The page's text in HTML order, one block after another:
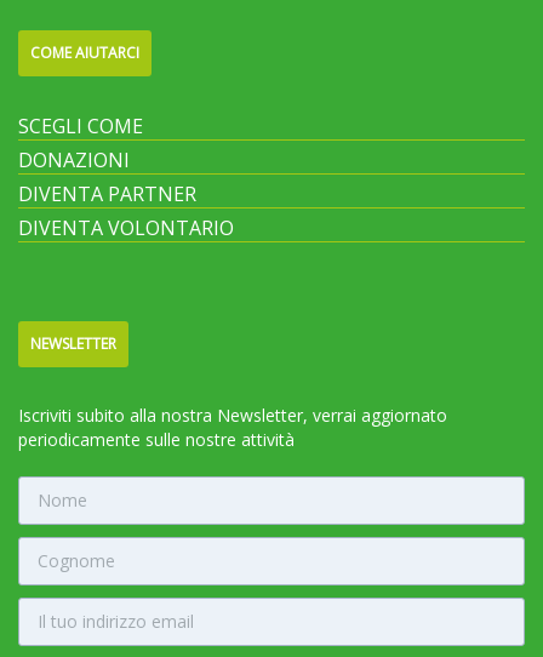
COME AIUTARCI
SCEGLI COME
DONAZIONI
DIVENTA PARTNER
DIVENTA VOLONTARIO
NEWSLETTER
Iscriviti subito alla nostra Newsletter, verrai aggiornato
periodicamente sulle nostre attività